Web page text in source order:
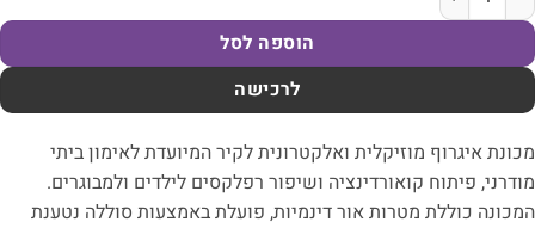
הוספה לסל
לרכישה
איגרוף מוזיקלית ואלקטרונית לקיר המיועדת לאימון ביתי
פיתוח קואורדינציה ושיפור רפלקסים לילדים ולמבוגרים.
כוללת מטרות אור דינמיות, פועלת באמצעות סוללה נטענת